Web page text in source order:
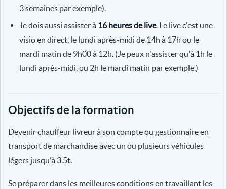
3 semaines par exemple).
Je dois aussi assister à 16 heures de live. Le live c'est une
visio en direct, le lundi après-midi de 14h à 17h ou le
mardi matin de 9h00 à 12h. (Je peux n'assister qu'à 1h le
lundi après-midi, ou 2h le mardi matin par exemple.)
Objectifs de la formation
Devenir chauffeur livreur à son compte ou gestionnaire en
transport de marchandise avec un ou plusieurs véhicules
légers jusqu'à 3.5t.
Se préparer dans les meilleures conditions en travaillant les